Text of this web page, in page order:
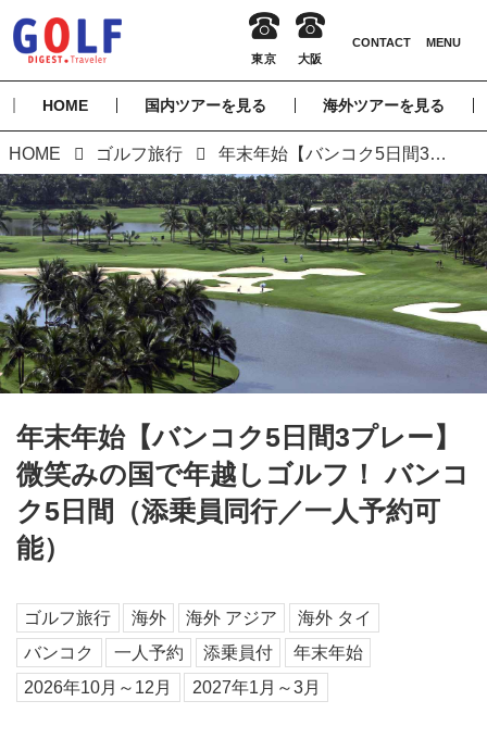
HOME 国内ツアーを見る 海外ツアーを見る
HOME ゴルフ旅行 年末年始【バンコク5日間3プレー】微笑みの国で年越しゴルフ！ バンコク5日間（添乗員同行／一人予約可能）
年末年始【バンコク5日間3プレー】
微笑みの国で年越しゴルフ！ バンコ
ク5日間（添乗員同行／一人予約可
能）
ゴルフ旅行 海外 海外 アジア
海外 タイ
バンコク
一人予約 添乗員付
年末年始
2026年10月～12月
2027年1月～3月